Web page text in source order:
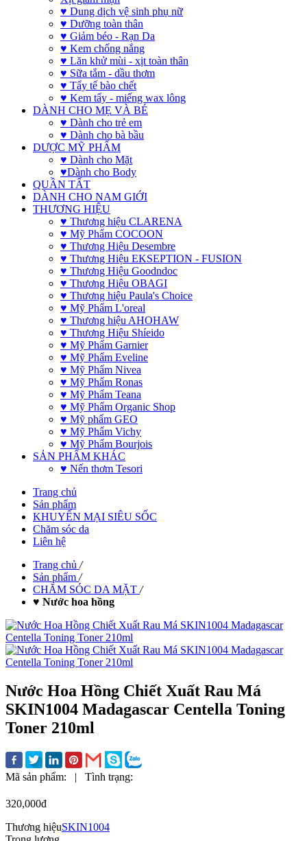
♥ Dung dịch vệ sinh phụ nữ
♥ Dưỡng toàn thân
♥ Giảm béo - Rạn Da
♥ Kem chống nắng
♥ Lăn khử mùi - xịt toàn thân
♥ Sữa tắm - dầu thơm
♥ Tẩy tế bào chết
♥ Kem tẩy - miếng wax lông
DÀNH CHO MẸ VÀ BÉ
♥ Dành cho trẻ em
♥ Dành cho bà bầu
DƯỢC MỸ PHẨM
♥ Dành cho Mặt
♥Dành cho Body
QUẦN TẤT
DÀNH CHO NAM GIỚI
THƯƠNG HIỆU
♥ Thương hiệu CLARENA
♥ Mỹ Phẩm COCOON
♥ Thương Hiệu Desembre
♥ Thương Hiệu EKSEPTION - FUSION
♥ Thương Hiệu Goodndoc
♥ Thương Hiệu OBAGI
♥ Thương hiệu Paula's Choice
♥ Mỹ Phẩm L'oreal
♥ Thương hiệu AHOHAW
♥ Thương Hiệu Shíeido
♥ Mỹ Phẩm Garnier
♥ Mỹ Phẩm Eveline
♥ Mỹ Phẩm Nivea
♥ Mỹ Phẩm Ronas
♥ Mỹ Phẩm Teana
♥ Mỹ Phẩm Organic Shop
♥ Mỹ phẩm GEO
♥ Mỹ Phẩm Vichy
♥ Mỹ Phẩm Bourjois
SẢN PHẨM KHÁC
♥ Nến thơm Tesori
Trang chủ
Sản phẩm
KHUYẾN MẠI SIÊU SỐC
Chăm sóc da
Liên hệ
Trang chủ /
Sản phẩm /
CHĂM SÓC DA MẶT /
♥ Nước hoa hồng
Nước Hoa Hồng Chiết Xuất Rau Má
SKIN1004 Madagascar Centella Toning
Toner 210ml
Mã sản phẩm: | Tình trạng:
320,000đ
Thương hiệuSKIN1004